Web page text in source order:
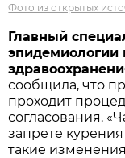
Фото из открытых
Главный
эпидемиологии
сообщила, что
проходит
согласования.
запрете
такие